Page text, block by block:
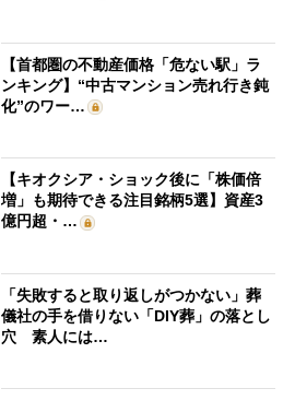
【首都圏の不動産価格「危ない駅」ラ
ンキング】“中古マンション売れ行き鈍
化”のワー…
【キオクシア・ショック後に「株価倍
増」も期待できる注目銘柄5選】資産3
億円超・…
「失敗すると取り返しがつかない」葬
儀社の手を借りない「DIY葬」の落とし
穴 素人には…